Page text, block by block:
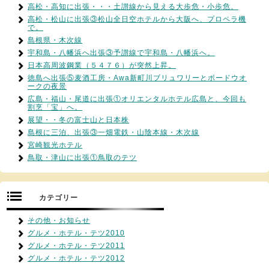
高松・高知に出張・・・土讃線から見える大歩危・小歩危。
高松・松山に出張③松山全日空ホテルから大阪へ、プロペラ機
で。
島根県・木次線
宇和島・八幡浜へ出張③予讃線で宇和島・八幡浜へ。
日本高周波鋼業（５４７６）が突然上昇。
徳島へ出張⑤麦酒工房・Awa新町川ブリュワリーとボードウオ
ークの夜景
広島・福山・尾道に出張①オリエンタルホテル広島と、今回も
割烹「宝」へ。
展望・・冬の富士山と日本株
島根に三泊、出張③一畑電鉄・山陰本線・木次線
宮崎観光ホテル
鳥取・津山に出張①鳥取のテツ
カテゴリー
その他・お知らせ
グルメ・ホテル・テツ2010
グルメ・ホテル・テツ2011
グルメ・ホテル・テツ2012